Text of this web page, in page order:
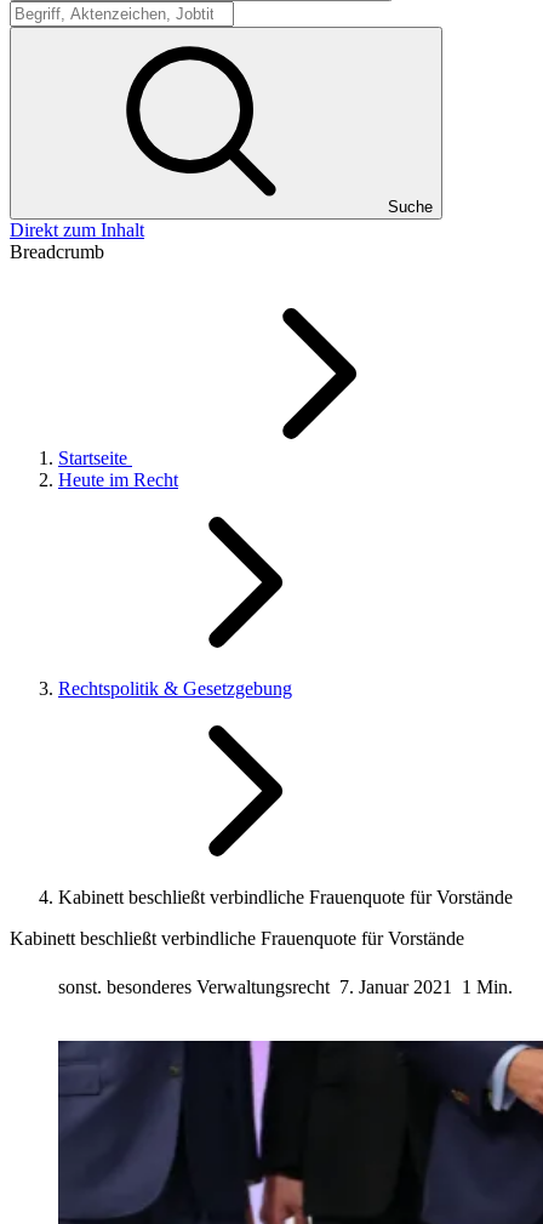
Suche
Suche
Direkt zum Inhalt
Breadcrumb
Startseite
Heute im Recht
Rechtspolitik & Gesetzgebung
Kabinett beschließt verbindliche Frauenquote für Vorstände
Kabinett beschließt verbindliche Frauenquote für Vorstände
sonst. besonderes Verwaltungsrecht 7. Januar 2021 1 Min.